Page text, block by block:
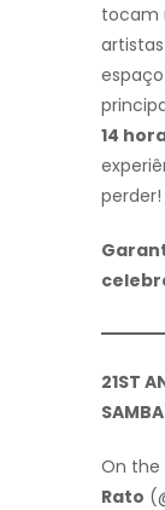
tocam
14
perder!
21ST
On the
Rato